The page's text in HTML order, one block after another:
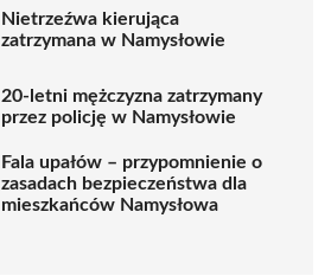
Nietrzeźwa kierująca
zatrzymana w Namysłowie
20-letni mężczyzna zatrzymany
przez policję w Namysłowie
Fala upałów – przypomnienie o
zasadach bezpieczeństwa dla
mieszkańców Namysłowa